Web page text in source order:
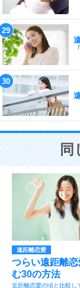
遠距離恋愛
つらい遠距離恋
む30の方法
近距離恋愛の頃と比較し